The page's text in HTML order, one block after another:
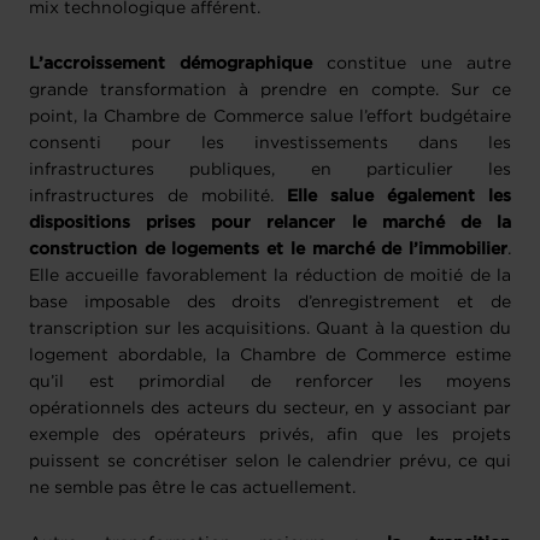
mix technologique afférent.
L’accroissement démographique constitue une autre
grande transformation à prendre en compte. Sur ce
point, la Chambre de Commerce salue l’effort budgétaire
consenti pour les investissements dans les
infrastructures publiques, en particulier les
infrastructures de mobilité.
Elle salue également les
dispositions prises pour relancer le marché de la
construction de logements et le marché de l’immobilier.
Elle accueille favorablement la réduction de moitié de la
base imposable des droits d’enregistrement et de
transcription sur les acquisitions. Quant à la question du
logement abordable, la Chambre de Commerce estime
qu’il est primordial de renforcer les moyens
opérationnels des acteurs du secteur, en y associant par
exemple des opérateurs privés, afin que les projets
puissent se concrétiser selon le calendrier prévu, ce qui
ne semble pas être le cas actuellement.